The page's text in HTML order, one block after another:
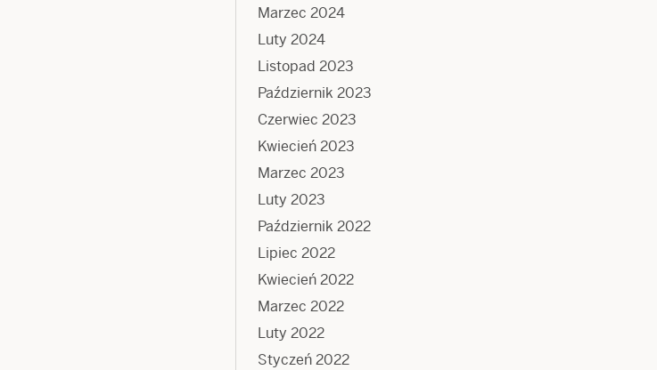
Marzec 2024
Luty 2024
Listopad 2023
Październik 2023
Czerwiec 2023
Kwiecień 2023
Marzec 2023
Luty 2023
Październik 2022
Lipiec 2022
Kwiecień 2022
Marzec 2022
Luty 2022
Styczeń 2022